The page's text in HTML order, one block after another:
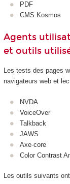
PDF
CMS Kosmos
Agents
et outils
Les tests des pages
navigateurs web et
NVDA
VoiceOver
Talkback
JAWS
Axe-core
Color Contrast
Les outils suivants